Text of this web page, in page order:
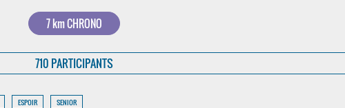
7 km CHRONO
710 PARTICIPANTS
ESPOIR
SENIOR